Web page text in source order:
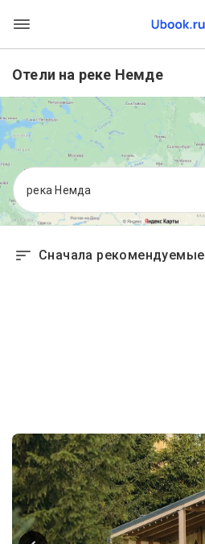
Отели на реке Немде
река Немда
Сначала рекомендуемые